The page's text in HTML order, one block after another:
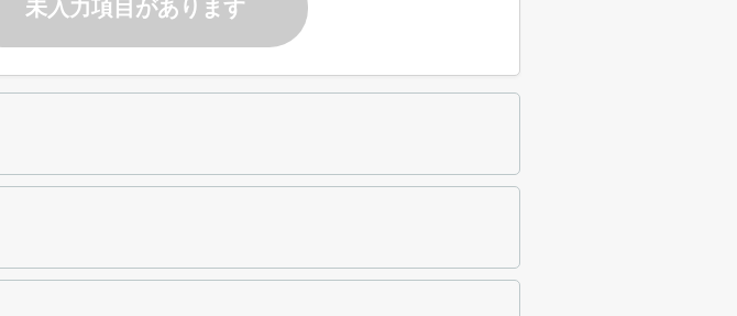
未入力項目があります